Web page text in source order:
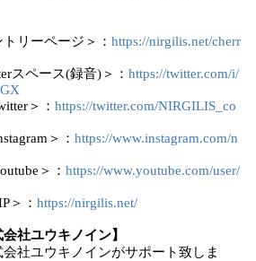
リーページ＞： https://nirgilis.net/cherr
スペース(録音)＞： https://twitter.com/i/
＞： https://twitter.com/NIRGILIS_co
＞： https://www.instagram.com/n
＞： https://www.youtube.com/user/
＞： https://nirgilis.net/
社ユウキノイン】
社ユウキノインがサポート致しま